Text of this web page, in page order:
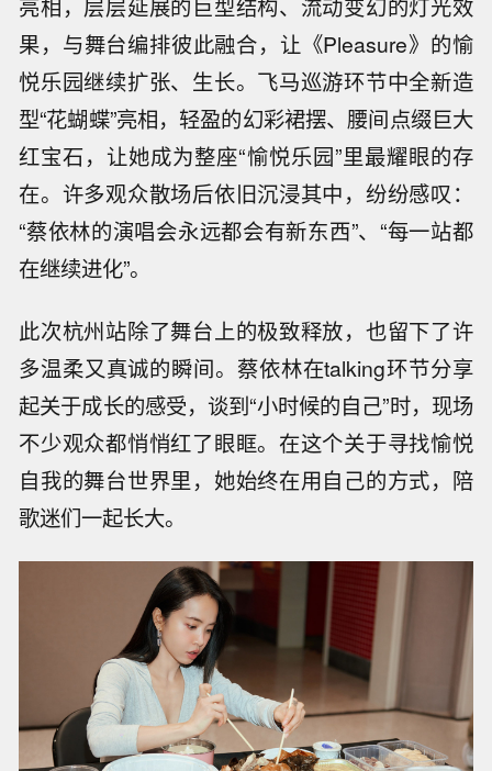
亮相，层层延展的巨型结构、流动变幻的灯光效
果，与舞台编排彼此融合，让《Pleasure》的愉
悦乐园继续扩张、生长。飞马巡游环节中全新造
型“花蝴蝶”亮相，轻盈的幻彩裙摆、腰间点缀巨大
红宝石，让她成为整座“愉悦乐园”里最耀眼的存
在。许多观众散场后依旧沉浸其中，纷纷感叹：
“蔡依林的演唱会永远都会有新东西”、“每一站都
在继续进化”。
此次杭州站除了舞台上的极致释放，也留下了许
多温柔又真诚的瞬间。蔡依林在talking环节分享
起关于成长的感受，谈到“小时候的自己”时，现场
不少观众都悄悄红了眼眶。在这个关于寻找愉悦
自我的舞台世界里，她始终在用自己的方式，陪
歌迷们一起长大。